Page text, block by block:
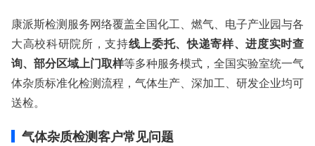
康派斯检测服务网络覆盖全国化工、燃气、电子产业园与各
大高校科研院所，支持线上委托、快递寄样、进度实时查
询、部分区域上门取样等多种服务模式，全国实验室统一气
体杂质标准化检测流程，气体生产、深加工、研发企业均可
送检。
气体杂质检测客户常见问题